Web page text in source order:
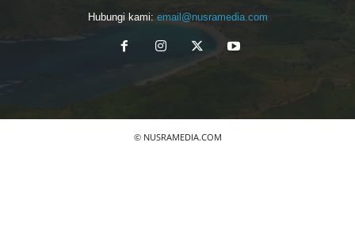
Hubungi kami: email@nusramedia.com
© NUSRAMEDIA.COM